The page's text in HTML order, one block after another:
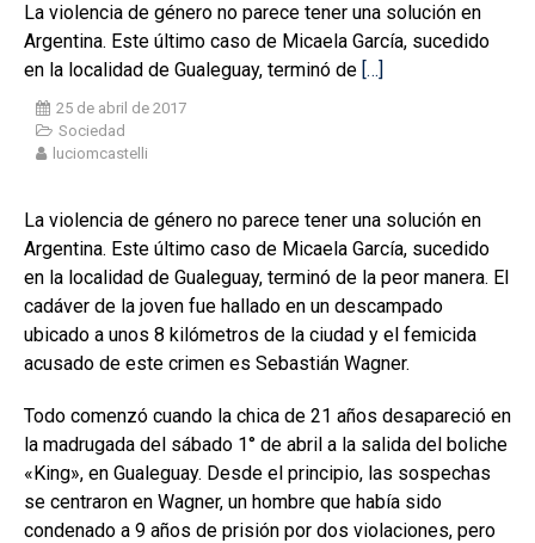
La violencia de género no parece tener una solución en
Argentina. Este último caso de Micaela García, sucedido
en la localidad de Gualeguay, terminó de […]
25 de abril de 2017
Sociedad
luciomcastelli
La violencia de género no parece tener una solución en
Argentina. Este último caso de Micaela García, sucedido
en la localidad de Gualeguay, terminó de la peor manera. El
cadáver de la joven fue hallado en un descampado
ubicado a unos 8 kilómetros de la ciudad y el femicida
acusado de este crimen es Sebastián Wagner.
Todo comenzó cuando la chica de 21 años desapareció en
la madrugada del sábado 1° de abril a la salida del boliche
«King», en Gualeguay. Desde el principio, las sospechas
se centraron en Wagner, un hombre que había sido
condenado a 9 años de prisión por dos violaciones, pero